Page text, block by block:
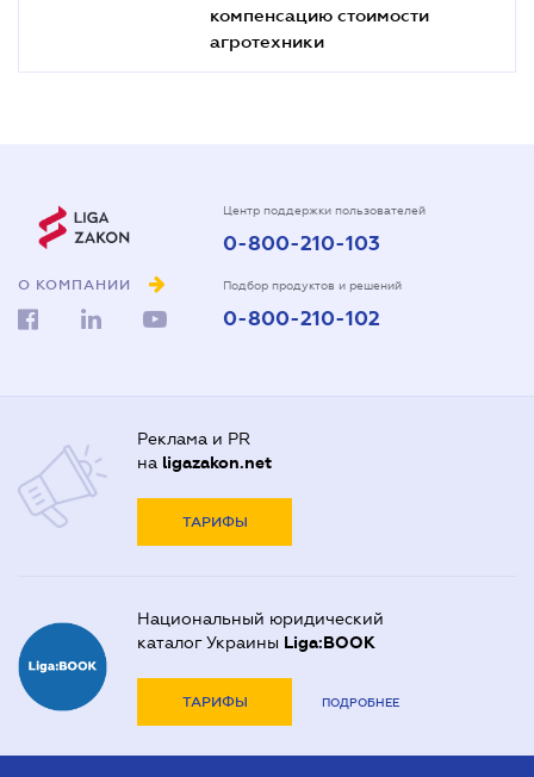
компенсацию стоимости
агротехники
О КОМПАНИИ
Центр поддержки пользователей
0-800-210-103
Подбор продуктов и решений
0-800-210-102
Реклама и PR
на ligazakon.net
ТАРИФЫ
Национальный юридический
каталог Украины Liga:BOOK
ТАРИФЫ ПОДРОБНЕЕ